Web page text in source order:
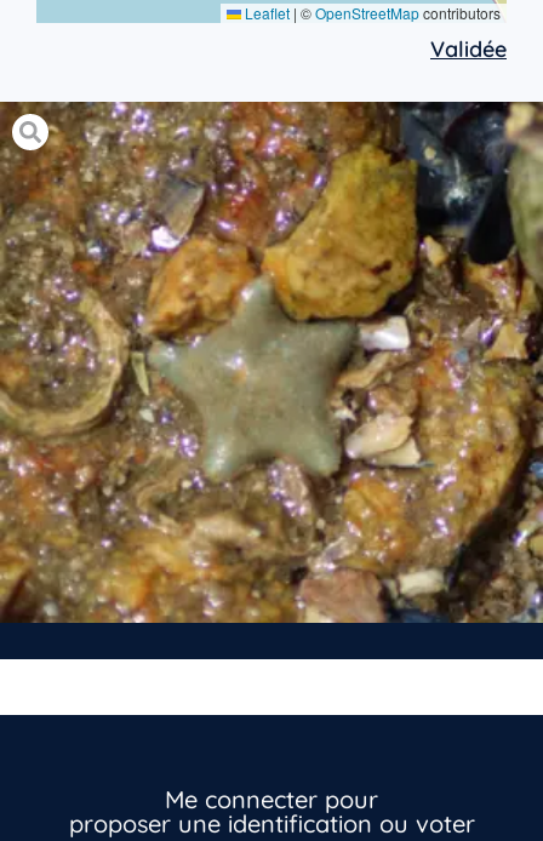
Leaflet | ©OpenStreetMapcontributors
Validée
Me connecter pour
proposer une identification ou voter
Vous n’êtes pas encore inscrit à Biolit ?